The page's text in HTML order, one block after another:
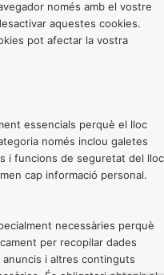
només amb el vostre
aquestes cookies.
pot afectar la vostra
essencials perquè el lloc
només inclou galetes
i funcions de seguretat del lloc
cap informació personal.
necessàries perquè
per recopilar dades
anuncis i altres continguts